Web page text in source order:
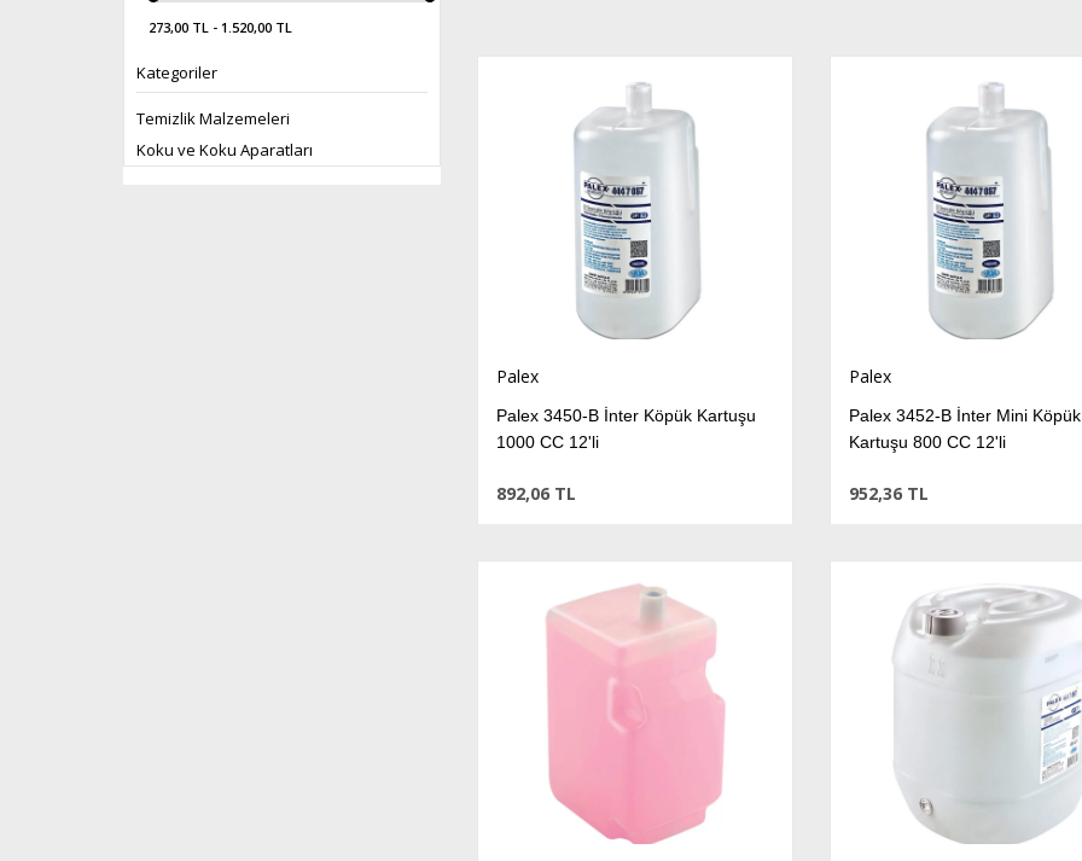
273,00 TL - 1.520,00 TL
Kategoriler
Temizlik Malzemeleri
Koku ve Koku Aparatları
Palex
Palex 3450-B İnter Köpük Kartuşu
1000 CC 12'li
892,06 TL
Palex
Palex 3452-B İnter Mini Köpük
Kartuşu 800 CC 12'li
952,36 TL